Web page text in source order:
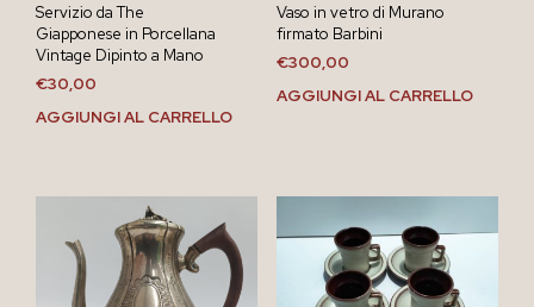
Servizio da The
Giapponese in Porcellana
Vintage Dipinto a Mano
€30,00
AGGIUNGI AL CARRELLO
Vaso in vetro di Murano
firmato Barbini
€300,00
AGGIUNGI AL CARRELLO